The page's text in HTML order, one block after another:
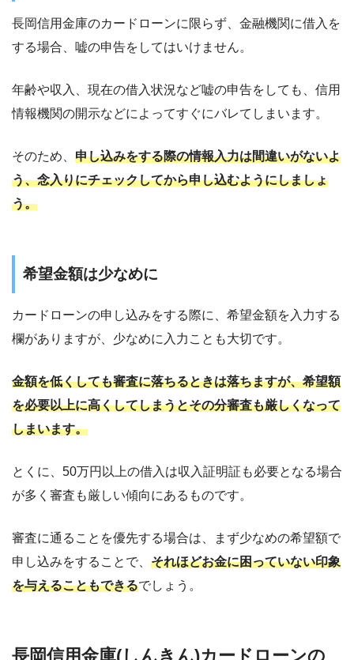
長岡信用金庫のカードローンに限らず、金融機関に借入を
する場合、嘘の申告をしてはいけません。
年齢や収入、現在の借入状況など嘘の申告をしても、信用
情報機関の開示などによってすぐにバレてしまいます。
そのため、 申し込みをする際の情報入力は間違いがないよ
う、念入りにチェックしてから申し込むようにしましょ
う。
希望金額は少なめに
カードローンの申し込みをする際に、希望金額を入力する
欄がありますが、少なめに入力ことも大切です。
金額を低くしても審査に落ちるときは落ちますが、希望額
を必要以上に高くしてしまうとその分審査も厳しくなって
しまいます。
とくに、50万円以上の借入は収入証明証も必要となる場合
が多く審査も厳しい傾向にあるものです。
審査に通ることを優先する場合は、まず少なめの希望額で
申し込みをすることで、 それほどお金に困っていない印象
を与えることもできるでしょう。
長岡信用金庫(しんきん)カードローンの